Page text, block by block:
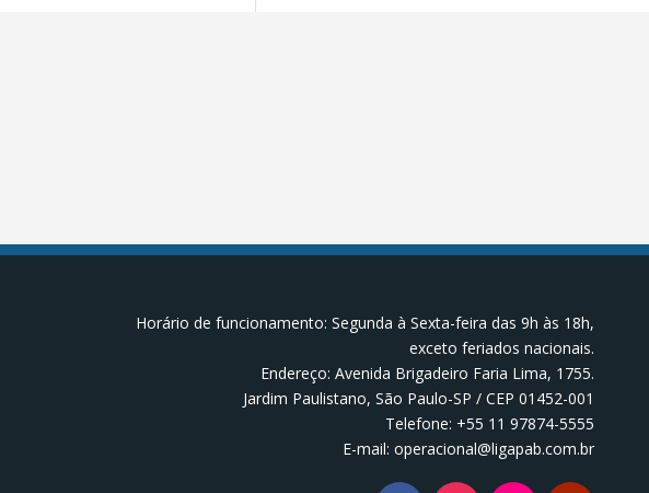
Horário de funcionamento: Segunda à Sexta-feira das 9h às 18h,
exceto feriados nacionais.
Endereço: Avenida Brigadeiro Faria Lima, 1755.
Jardim Paulistano, São Paulo-SP / CEP 01452-001
Telefone: +55 11 97874-5555
E-mail: operacional@ligapab.com.br